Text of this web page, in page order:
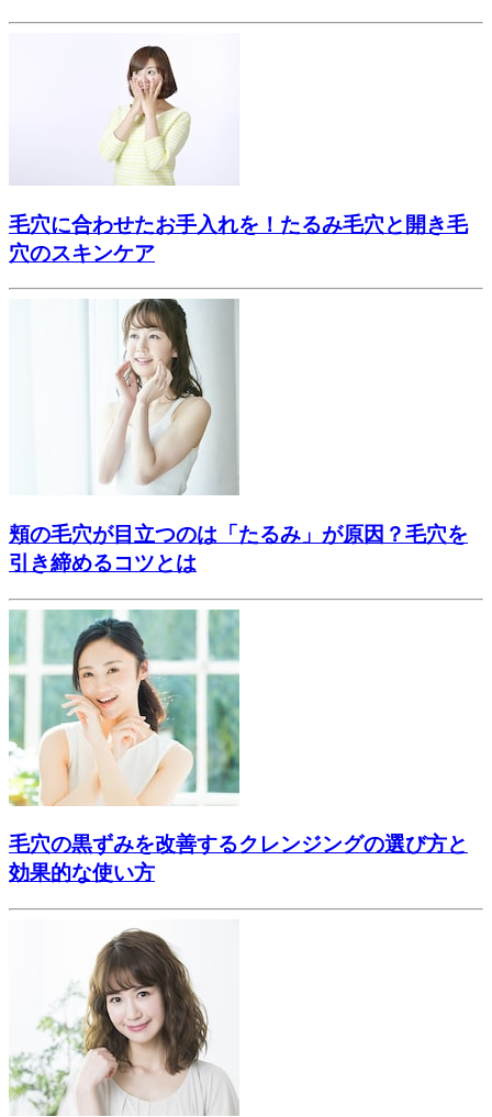
毛穴に合わせたお手入れを！たるみ毛穴と開き毛
穴のスキンケア
頬の毛穴が目立つのは「たるみ」が原因？毛穴を
引き締めるコツとは
毛穴の黒ずみを改善するクレンジングの選び方と
効果的な使い方